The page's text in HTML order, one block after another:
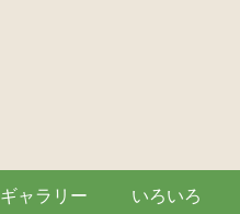
ギャラリー いろいろ